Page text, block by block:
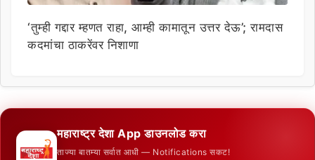
‘तुम्ही गद्दार म्हणत राहा, आम्ही कामातून उत्तर देऊ’; रामदास
कदमांचा ठाकरेंवर निशाणा
महाराष्ट्र देशा App डाउनलोड करा
ताज्या बातम्या सर्वात आधी — Notifications सकट!